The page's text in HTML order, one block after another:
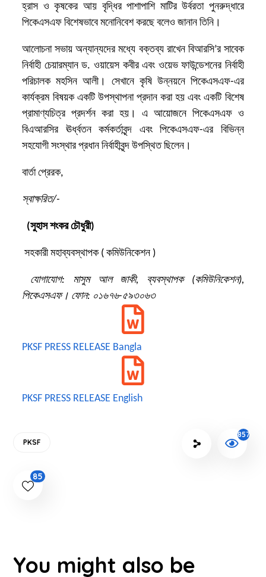
হ্রাস ও কৃষকের আয় বৃদ্ধিরপাশাপাশি মাটির উর্বরতা পুনরুদ্ধারে
পিকেএসএফ বিশেষভাবে মনোনিবেশকরছেবলেও জানান তিনি ।
আলোচনা সভায় অন্যান্যদের মধ্যে বক্তব্য রাখেন বিআরসি’র সাবেক
নির্বাহী চেয়ারম্যানড. ওয়ায়েস কবীরএবং ওয়েভ ফাউন্ডেশনের নির্বাহী
পরিচালক মহসিন আলী। সেখানে কৃষি উন্নয়নে পিকেএসএফ-এর
কার্যক্রম বিষয়ক একটি উপস্থাপনা প্রদান করা হয় এবং একটি বিশেষ
প্রামাণ্যচিত্র প্রদর্শন করা হয়। এ আয়োজনে পিকেএসএফ ও
বিএআরসির ঊর্ধ্বতন কর্মকর্তাবৃন্দ এবং পিকেএসএফ-এর বিভিন্ন
সহযোগী সংস্থার প্রধান নির্বাহীবৃন্দ উপস্থিত ছিলেন।
বার্তা প্রেরক,
স্বাক্ষরিত/-
(সুহাস শংকর চৌধুরী)
সহকারী মহাব্যবস্থাপক ( কমিউনিকেশন )
যোগাযোগ: মাসুম আল জাকী, ব্যবস্থাপক (কমিউনিকেশন),
পিকেএসএফ। ফোন: ০১৬৭৬-৫৯৩০৬৩
PKSF PRESS RELEASE Bangla
PKSF PRESS RELEASE English
PKSF
857
85
You might also be